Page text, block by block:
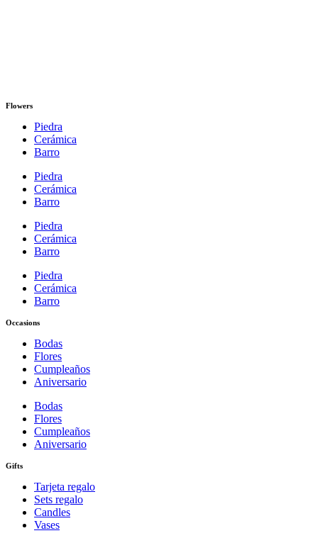
Flowers
Piedra
Cerámica
Barro
Piedra
Cerámica
Barro
Piedra
Cerámica
Barro
Piedra
Cerámica
Barro
Occasions
Bodas
Flores
Cumpleaños
Aniversario
Bodas
Flores
Cumpleaños
Aniversario
Gifts
Tarjeta regalo
Sets regalo
Candles
Vases